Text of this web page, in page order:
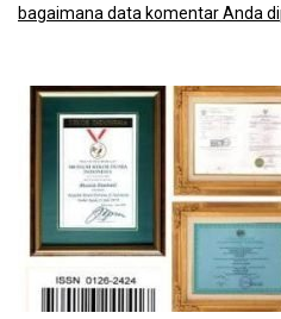
bagaimana data komentar Anda